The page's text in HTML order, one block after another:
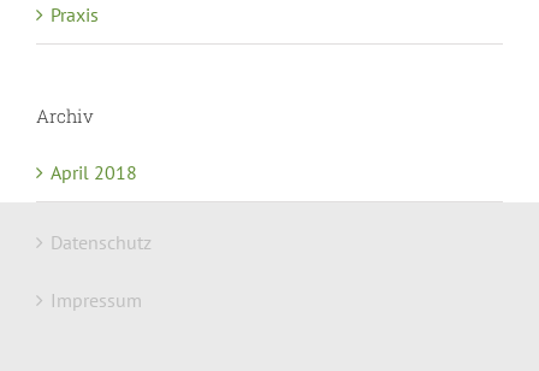
Praxis
Archiv
April 2018
Datenschutz
Impressum